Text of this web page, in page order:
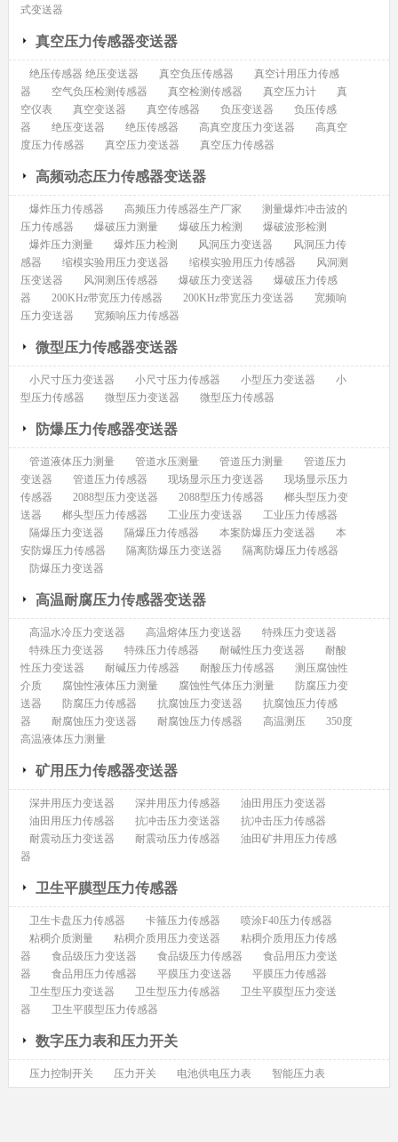
式变送器
真空压力传感器变送器
绝压传感器 绝压变送器 真空负压传感器
真空计用压力传感
器
空气负压检测传感器 真空检测传感器 真空压力计
真
空仪表
真空变送器 真空传感器 负压变送器
负压传感
器
绝压变送器 绝压传感器 高真空度压力变送器
高真空
度压力传感器
真空压力变送器 真空压力传感器
高频动态压力传感器变送器
爆炸压力传感器 高频压力传感器生产厂家
测量爆炸冲击波的
压力传感器
爆破压力测量 爆破压力检测
爆破波形检测
爆炸压力测量
爆炸压力检测 风洞压力变送器
风洞压力传
感器
缩模实验用压力变送器 缩模实验用压力传感器
风洞测
压变送器
风洞测压传感器 爆破压力变送器
爆破压力传感
器
200KHz带宽压力传感器 200KHz带宽压力变送器
宽频响
压力变送器
宽频响压力传感器
微型压力传感器变送器
小尺寸压力变送器 小尺寸压力传感器 小型压力变送器
小
型压力传感器
微型压力变送器 微型压力传感器
防爆压力传感器变送器
管道液体压力测量 管道水压测量 管道压力测量
管道压力
变送器
管道压力传感器 现场显示压力变送器
现场显示压力
传感器
2088型压力变送器 2088型压力传感器
榔头型压力变
送器
榔头型压力传感器 工业压力变送器
工业压力传感器
隔爆压力变送器
隔爆压力传感器 本案防爆压力变送器
本
安防爆压力传感器
隔离防爆压力变送器
隔离防爆压力传感器
防爆压力变送器
高温耐腐压力传感器变送器
高温水冷压力变送器 高温熔体压力变送器
特殊压力变送器
特殊压力变送器
特殊压力传感器 耐碱性压力变送器
耐酸
性压力变送器
耐碱压力传感器 耐酸压力传感器
测压腐蚀性
介质
腐蚀性液体压力测量 腐蚀性气体压力测量
防腐压力变
送器
防腐压力传感器 抗腐蚀压力变送器
抗腐蚀压力传感
器
耐腐蚀压力变送器 耐腐蚀压力传感器 高温测压
350度
高温液体压力测量
矿用压力传感器变送器
深井用压力变送器 深井用压力传感器
油田用压力变送器
油田用压力传感器
抗冲击压力变送器
抗冲击压力传感器
耐震动压力变送器
耐震动压力传感器
油田矿井用压力传感
器
卫生平膜型压力传感器
卫生卡盘压力传感器 卡箍压力传感器
喷涂F40压力传感器
粘稠介质测量
粘稠介质用压力变送器
粘稠介质用压力传感
器
食品级压力变送器 食品级压力传感器
食品用压力变送
器
食品用压力传感器 平膜压力变送器
平膜压力传感器
卫生型压力变送器
卫生型压力传感器
卫生平膜型压力变送
器
卫生平膜型压力传感器
数字压力表和压力开关
压力控制开关 压力开关 电池供电压力表 智能压力表